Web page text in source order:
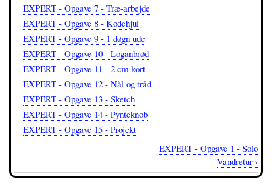
EXPERT - Opgave 7 - Træ-arbejde
EXPERT - Opgave 8 - Kodehjul
EXPERT - Opgave 9 - 1 døgn ude
EXPERT - Opgave 10 - Loganbrød
EXPERT - Opgave 11 - 2 cm kort
EXPERT - Opgave 12 - Nål og tråd
EXPERT - Opgave 13 - Sketch
EXPERT - Opgave 14 - Pynteknob
EXPERT - Opgave 15 - Projekt
links
EXPERT - Opgave 1 - Solo
Vandretur ›